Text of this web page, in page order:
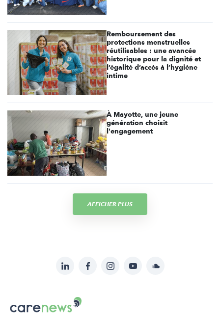
Remboursement des
protections menstruelles
réutilisables : une avancée
historique pour la dignité et
l’égalité d’accès à l’hygiène
intime
À Mayotte, une jeune
génération choisit
l'engagement
AFFICHER PLUS
sur:
LinkedInFacebookInstagramYouTubeSoundcloud
Carenews,
Le